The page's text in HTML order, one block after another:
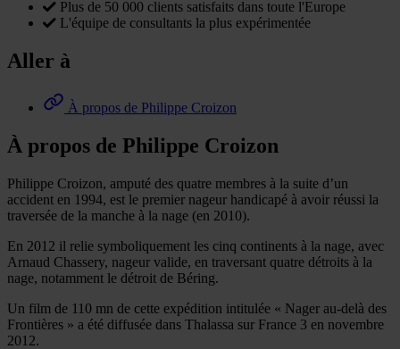
Plus de 50 000 clients satisfaits dans toute l'Europe
L'équipe de consultants la plus expérimentée
Aller à
À propos de Philippe Croizon
À propos de Philippe Croizon
Philippe Croizon, amputé des quatre membres à la suite d’un
accident en 1994, est le premier nageur handicapé à avoir réussi la
traversée de la manche à la nage (en 2010).
En 2012 il relie symboliquement les cinq continents à la nage, avec
Arnaud Chassery, nageur valide, en traversant quatre détroits à la
nage, notamment le détroit de Béring.
Un film de 110 mn de cette expédition intitulée « Nager au-delà des
Frontières » a été diffusée dans Thalassa sur France 3 en novembre
2012.